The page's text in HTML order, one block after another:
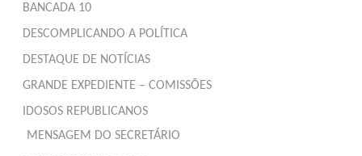
BANCADA 10
DESCOMPLICANDO A POLÍTICA
DESTAQUE DE NOTÍCIAS
GRANDE EXPEDIENTE – COMISSÕES
IDOSOS REPUBLICANOS
MENSAGEM DO SECRETÁRIO